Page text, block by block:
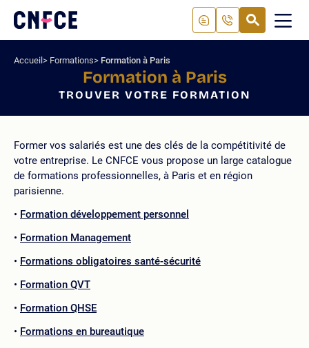
contenu
à
recherche
Logo
site
Accueil Formations Formation à Paris
Formation à Paris
TROUVER VOTRE FORMATION
Former vos salariés est une des clés de la compétitivité de
votre entreprise. Le CNFCE vous propose un large catalogue
de formations professionnelles, à Paris et en région
parisienne.
Formation développement personnel
Formation Management
Formations obligatoires santé-sécurité
Formation QVT
Formation QHSE
Formations en bureautique